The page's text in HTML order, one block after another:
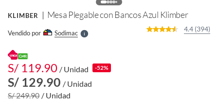
KLIMBER Mesa Plegable con Bancos Azul Klimber
Vendido por SodimacS
l
4.4 (394)
S/ 119.90 / Unidad -52%
S/ 129.90 / Unidad
S/ 249.90 / Unidad